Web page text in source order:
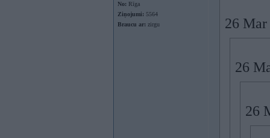
No: Rīga
Ziņojumi: 5564
Braucu ar: zirgu 26
26
26